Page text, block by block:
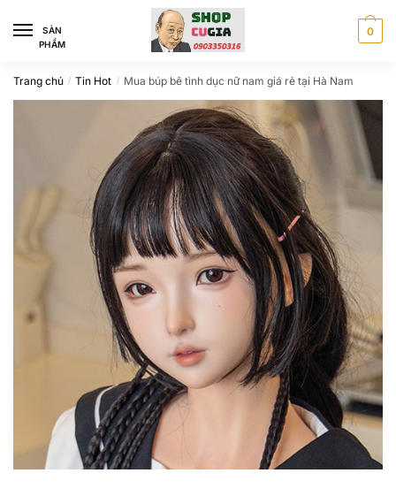
navigation
content
SÀN
PHẨM
0
Trang chủ / Tin Hot / Mua búp bê tình dục nữ nam giá rẻ tại Hà Nam